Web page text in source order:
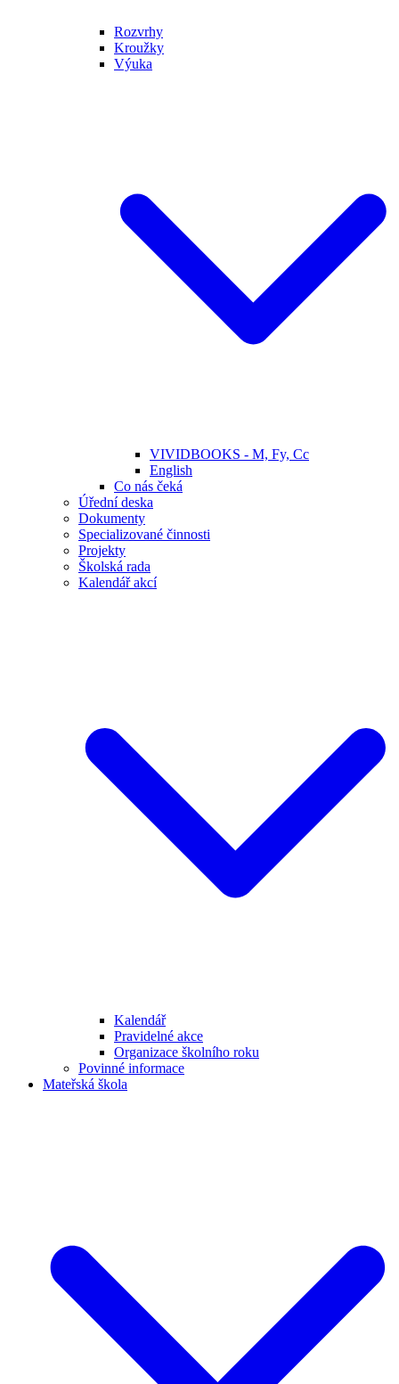
Rozvrhy
Kroužky
Výuka
VIVIDBOOKS - M, Fy, Cc
English
Co nás čeká
Úřední deska
Dokumenty
Specializované činnosti
Projekty
Školská rada
Kalendář akcí
Kalendář
Pravidelné akce
Organizace školního roku
Povinné informace
Mateřská škola